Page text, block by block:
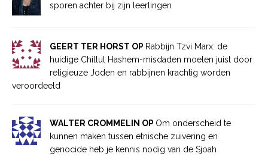
sporen achter bij zijn leerlingen
GEERT TER HORST OP Rabbijn Tzvi Marx: de
huidige Chillul Hashem-misdaden moeten juist door
religieuze Joden en rabbijnen krachtig worden
veroordeeld
WALTER CROMMELIN OP Om onderscheid te
kunnen maken tussen etnische zuivering en
genocide heb je kennis nodig van de Sjoah